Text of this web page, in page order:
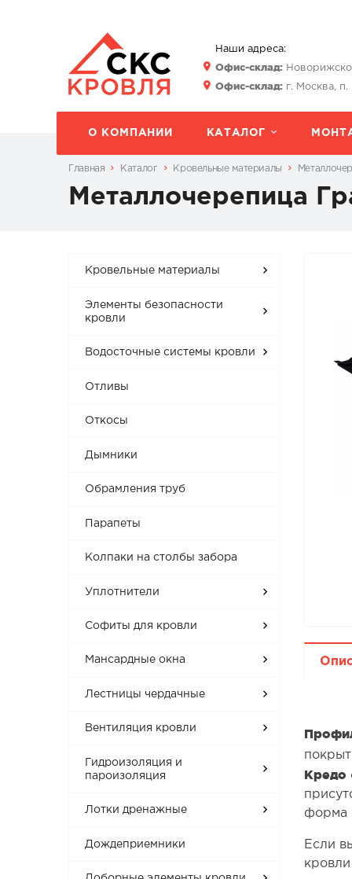
Наши адреса:
Офис-склад:
Офис-склад:г. Москва, п.
О КОМПАНИИ КАТАЛОГ
Главная Каталог Кровельные материалы
Металлочерепица
Кровельные материалы
Элементы безопасности
кровли
Водосточные системы кровли
Отливы
Откосы
Дымники
Обрамления труб
Парапеты
Колпаки на столбы забора
Уплотнители
Софиты для кровли
Мансардные окна
Лестницы чердачные
Вентиляция кровли
Гидроизоляция и
пароизоляция
Лотки дренажные
Дождеприемники
Кредо
форма
Если